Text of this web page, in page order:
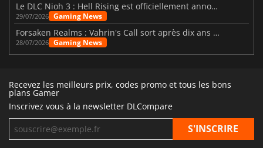
Le DLC Nioh 3 : Hell Rising est officiellement annoncé
29/07/2026 Gaming News
Forsaken Realms : Vahrin's Call sort après dix ans de développement
28/07/2026 Gaming News
Recevez les meilleurs prix, codes promo et tous les bons
plans Gamer
Inscrivez vous à la newsletter DLCompare